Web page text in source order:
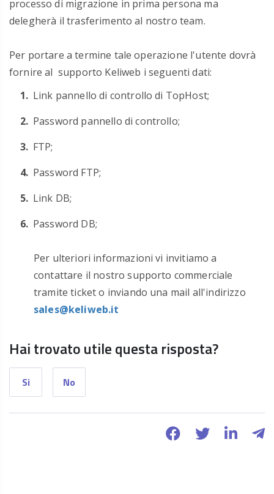
processo di migrazione in prima persona ma
delegherà il trasferimento al nostro team.
Per portare a termine tale operazione l'utente dovrà
fornire al supporto Keliweb i seguenti dati:
Link pannello di controllo di TopHost;
Password pannello di controllo;
FTP;
Password FTP;
Link DB;
Password DB;
Per ulteriori informazioni vi invitiamo a
contattare il nostro supporto commerciale
tramite ticket o inviando una mail all'indirizzo
sales@keliweb.it
Hai trovato utile questa risposta?
Si No